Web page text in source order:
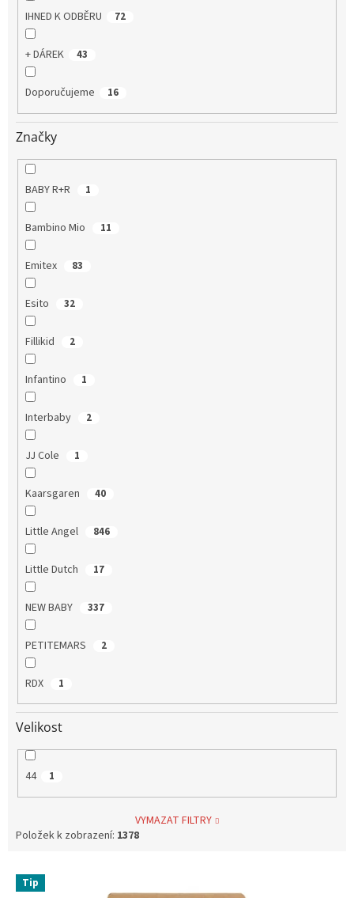
IHNED K ODBĚRU 72
+ DÁREK 43
Doporučujeme 16
Značky
BABY R+R 1
Bambino Mio 11
Emitex 83
Esito 32
Fillikid 2
Infantino 1
Interbaby 2
JJ Cole 1
Kaarsgaren 40
Little Angel 846
Little Dutch 17
NEW BABY 337
PETITEMARS 2
RDX 1
Velikost
44 1
VYMAZAT FILTRY
Položek k zobrazení: 1378
V Tip